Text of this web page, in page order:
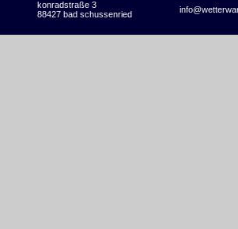
konradstraße 3
88427 bad schussenried